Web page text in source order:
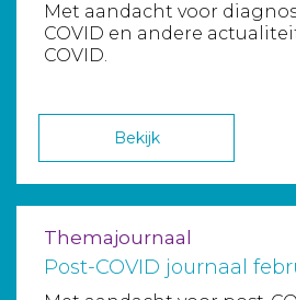
Met aandacht voor
COVID en andere
COVID.
Bekijk
Themajournaal
Post-COVID journaal